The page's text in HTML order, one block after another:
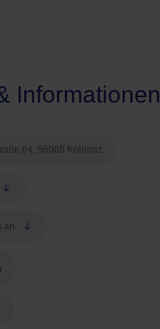
Informationen
64, 56068 Koblenz
an